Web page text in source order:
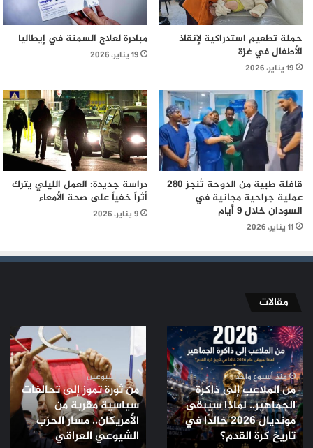
حملة تطعيم استدراكية لإنقاذ
الأطفال في غزة
19 يناير، 2026
مبادرة لعلاج السمنة في إيطاليا
19 يناير، 2026
قافلة طبية من الدوحة تُنجز 280
عملية جراحية مجانية في
السودان خلال 9 أيام
11 يناير، 2026
دراسة جديدة: العمل الليلي يترك
أثراً خفياً على صحة الأمعاء
9 يناير، 2026
مقالات
من
الملاعب
إلى
ذاكرة
الجماهير..
لماذا
سيبقى
مونديال
منذ أسبوع واحد
من الملاعب إلى ذاكرة
الجماهير.. لماذا سيبقى
مونديال 2026 خالدًا في
تاريخ كرة القدم؟
ثورة
تموز
إلى
تحالفات
سياسية
مقربة
من
منذ أسبوعين
من ثورة تموز إلى تحالفات
سياسية مقربة من
الأمريكان.. مسار الحزب
الشيوعي العراقي